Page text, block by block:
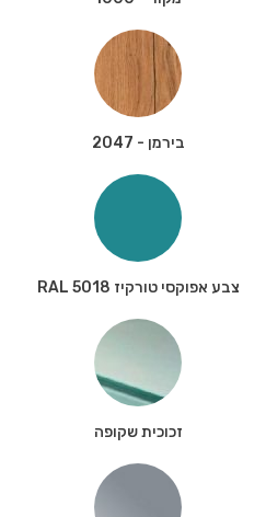
בירמן - 2047
צבע אפוקסי טורקיז RAL 5018
זכוכית שקופה